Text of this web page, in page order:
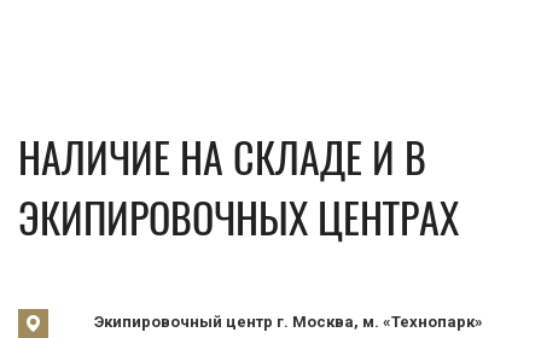
НАЛИЧИЕ НА СКЛАДЕ И В
ЭКИПИРОВОЧНЫХ ЦЕНТРАХ
Экипировочный центр г. Москва, м. «Технопарк»